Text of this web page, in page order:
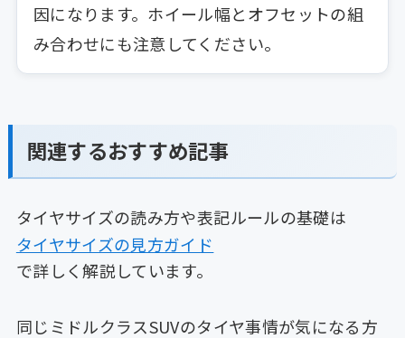
因になります。ホイール幅とオフセットの組
み合わせにも注意してください。
関連するおすすめ記事
タイヤサイズの読み方や表記ルールの基礎は
タイヤサイズの見方ガイド
で詳しく解説しています。
同じミドルクラスSUVのタイヤ事情が気になる方